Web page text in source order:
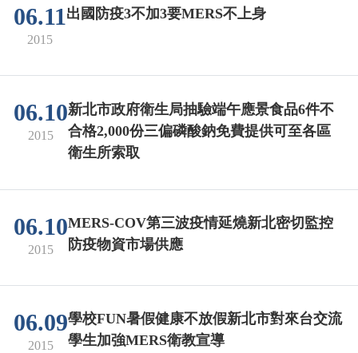
06.11
2015
出國防疫3不加3要MERS不上身
06.10
2015
新北市政府衛生局抽驗端午應景食品6件不
合格2,000份三偏磷酸鈉免費提供可至各區
衛生所索取
06.10
2015
MERS-COV第三波疫情延燒新北密切監控
防疫物資市場供應
06.09
2015
學校FUN暑假健康不放假新北市對來台交流
學生加強MERS衛教宣導